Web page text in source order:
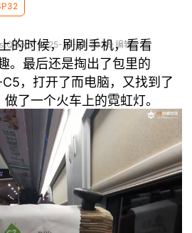
于 2025-10-23 20:49 编辑
的时候，刷刷手机，看看
。最后还是掏出了包里的
，打开了而电脑，又找到了
了一个火车上的霓虹灯。